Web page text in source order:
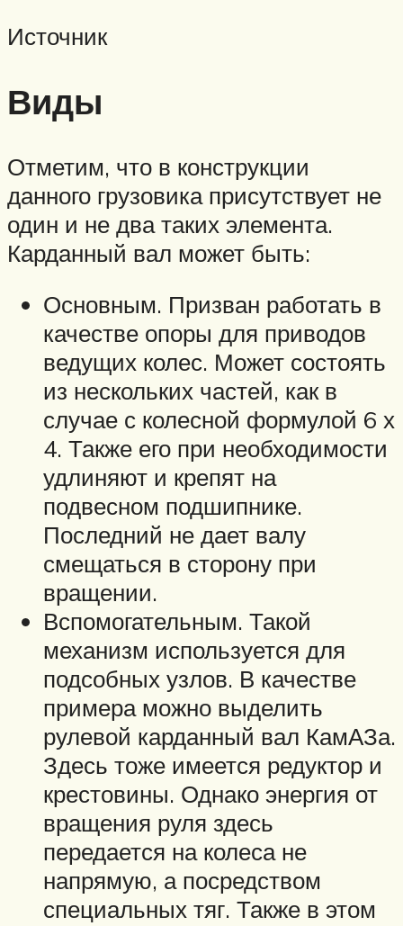
Источник
Виды
Отметим, что в конструкции
данного грузовика присутствует не
один и не два таких элемента.
Карданный вал может быть:
Основным. Призван работать в
качестве опоры для приводов
ведущих колес. Может состоять
из нескольких частей, как в
случае с колесной формулой 6 х
4. Также его при необходимости
удлиняют и крепят на
подвесном подшипнике.
Последний не дает валу
смещаться в сторону при
вращении.
Вспомогательным. Такой
механизм используется для
подсобных узлов. В качестве
примера можно выделить
рулевой карданный вал КамАЗа.
Здесь тоже имеется редуктор и
крестовины. Однако энергия от
вращения руля здесь
передается на колеса не
напрямую, а посредством
специальных тяг. Также в этом